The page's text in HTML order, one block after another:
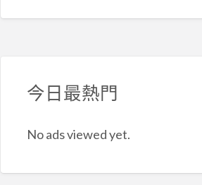
今日最熱門
No ads viewed yet.